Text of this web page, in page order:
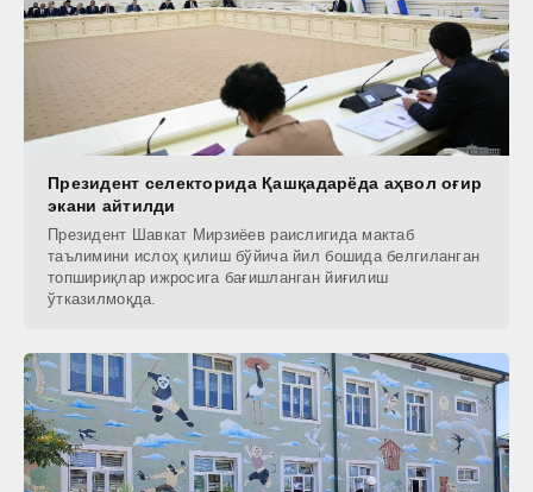
Президент селекторида Қашқадарёда аҳвол оғир
экани айтилди
Президент Шавкат Мирзиёев раислигида мактаб
таълимини ислоҳ қилиш бўйича йил бошида белгиланган
топшириқлар ижросига бағишланган йиғилиш
ўтказилмоқда.